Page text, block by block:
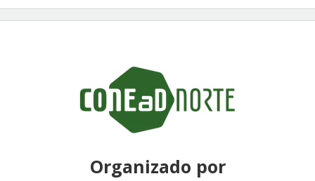
Organizado por